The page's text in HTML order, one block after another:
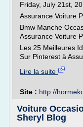
Friday, July 21st,
Assurance Voiture
Bmw Manche
Assurance Voiture
Les 25 Meilleures
Sur Pinterest à
Lire la suite
Site : http://
Voiture
Sheryl Blog